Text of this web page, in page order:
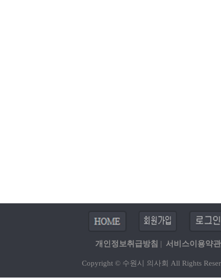
개인정보취급방침 | 서비스이용약관
Copyright © 수원시 의사회 All Rights